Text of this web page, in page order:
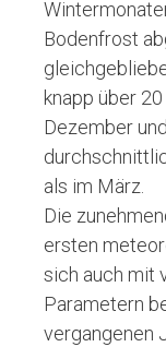
Bodenfrost
knapp über
Dezember
als im März.
Die
ersten
sich auch mit
Parametern
vergangenen